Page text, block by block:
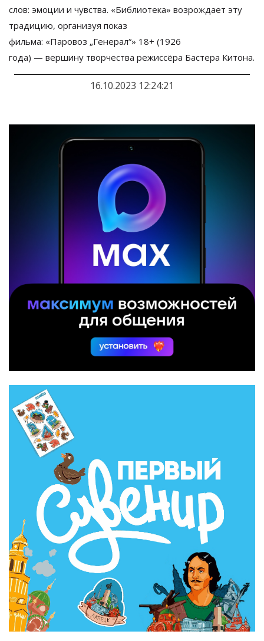
слов: эмоции и чувства. «Библиотека» возрождает эту
традицию, организуя показ
фильма: «Паровоз „Генерал“» 18+ (1926
года) — вершину творчества режиссёра Бастера Китона.
16.10.2023 12:24:21